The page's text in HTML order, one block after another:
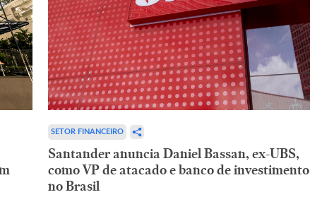
SETOR FINANCEIRO
Santander anuncia Daniel Bassan, ex-UBS,
como VP de atacado e banco de investimento
no Brasil